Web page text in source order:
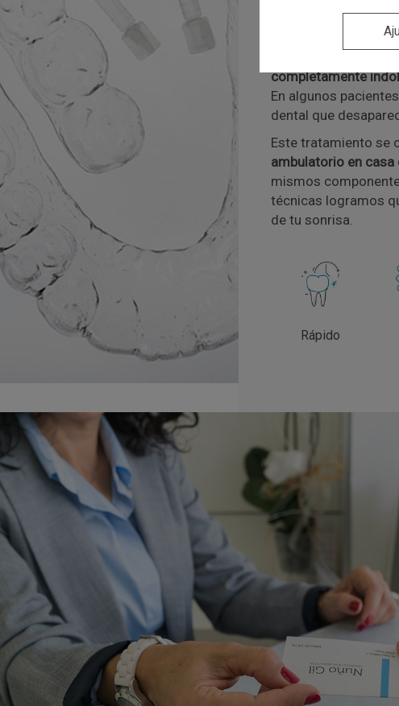
de lámpara para
completamente
En algunos
dental que
Este tratamiento se
ambulatorio en casa
mismos
técnicas logramos
de tu sonrisa.
Rápido